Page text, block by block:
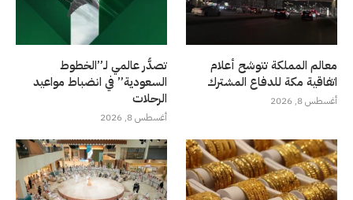
معالم المملكة تتوشح أعلام
اتفاقية مكة للدفاع المشترك
أغسطس 8, 2026
تصدُّر عالمي لـ”الخطوط
السعودية” في انضباط مواعيد
الرحلات
أغسطس 8, 2026